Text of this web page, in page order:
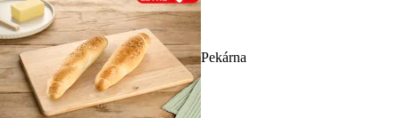
Pekárna